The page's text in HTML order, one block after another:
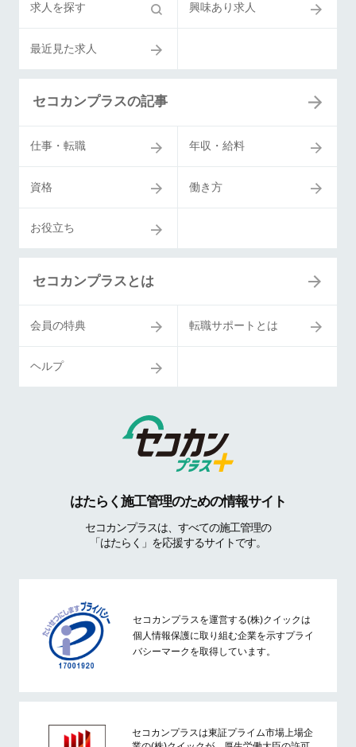
求人を探す 興味あり求人
最近見た求人
セコカンプラスの記事
仕事・転職 年収・給料
資格 働き方
お役立ち
セコカンプラスとは
会員の特典 転職サポートとは
ヘルプ
はたらく施工管理のための情報サイト
セコカンプラスは、すべての施工管理の
「はたらく」を応援するサイトです。
セコカンプラスを運営する(株)クイックは
個人情報保護に取り組む企業を示すプライ
バシーマークを取得しています。
セコカンプラスは東証プライム市場上場企